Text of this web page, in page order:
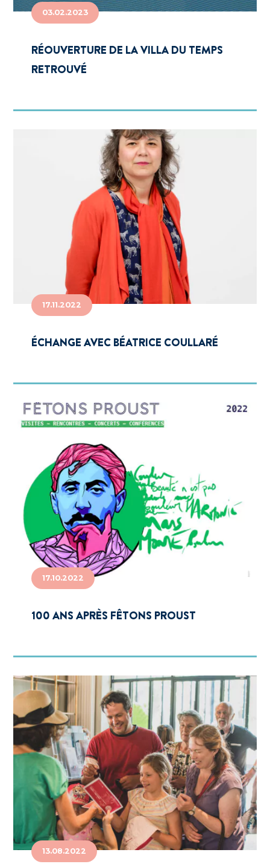
03.02.2023
RÉOUVERTURE DE LA VILLA DU TEMPS
RETROUVÉ
17.11.2022
ÉCHANGE AVEC BÉATRICE COULLARÉ
17.10.2022
100 ANS APRÈS FÊTONS PROUST
13.08.2022